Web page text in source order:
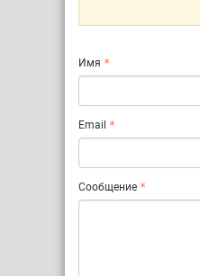
Имя
Email
Сообщение